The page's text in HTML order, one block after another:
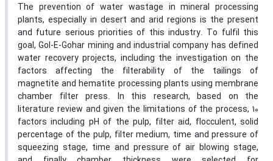
The prevention of water wastage in mineral processing
plants, especially in desert and arid regions is the present
and future serious priorities of this industry. To fulfil this
goal, Gol-E-Gohar mining and industrial company has defined
water recovery projects, including the investigation on the
factors affecting the filterability of the tailings of
magnetite and hematite processing plants using membrane
chamber filter press. In this research, based on the
literature review and given the limitations of the process, 10
factors including pH of the pulp, filter aid, flocculent, solid
percentage of the pulp, filter medium, time and pressure of
squeezing stage, time and pressure of air blowing stage,